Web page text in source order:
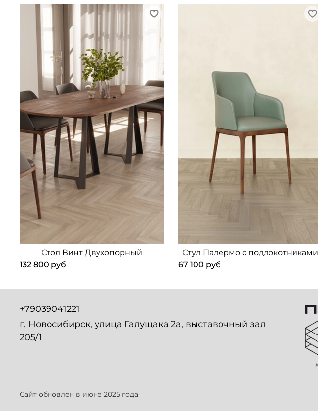
Стол Винт Двухопорный
132 800 руб
Стул Палермо с подлокотниками
67 100 руб
+79039041221
г. Новосибирск, улица Галущака 2а, выставочный зал
205/1
Сайт обновлён в июне 2025 года